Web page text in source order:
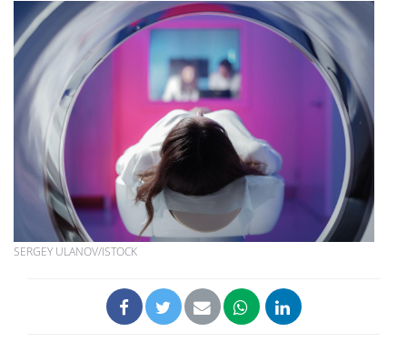
SERGEY ULANOV/ISTOCK